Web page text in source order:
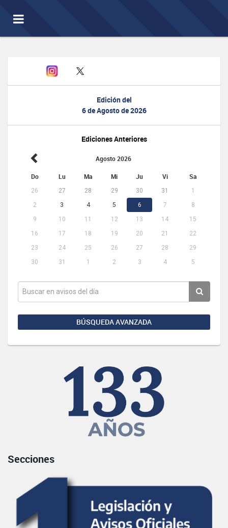
Toggle
navigation
Edición del
6 de Agosto de 2026
Ediciones Anteriores
Agosto 2026
Do Lu Ma Mi Ju Vi Sa
26 27 28 29 30 31
1
2
3 4 5 6 7
8
9
10 11 12 13 14
15
16
17 18 19 20 21
22
23
24 25 26 27 28
29
30
31 1 2 3 4 5
BÚSQUEDA AVANZADA
Secciones